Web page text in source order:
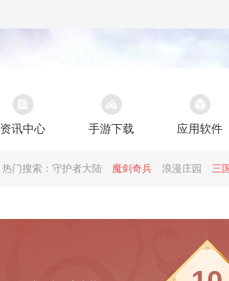
资讯中心 手游下载 应用软件
热门搜索： 守护者大陆 魔剑奇兵 浪漫庄园 三